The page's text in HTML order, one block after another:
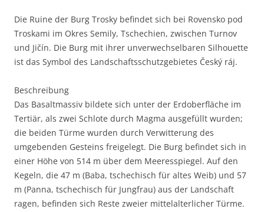
Die Ruine der Burg Trosky befindet sich bei Rovensko pod
Troskami im Okres Semily, Tschechien, zwischen Turnov
und Jičín. Die Burg mit ihrer unverwechselbaren Silhouette
ist das Symbol des Landschaftsschutzgebietes Český ráj.
Beschreibung
Das Basaltmassiv bildete sich unter der Erdoberfläche im
Tertiär, als zwei Schlote durch Magma ausgefüllt wurden;
die beiden Türme wurden durch Verwitterung des
umgebenden Gesteins freigelegt. Die Burg befindet sich in
einer Höhe von 514 m über dem Meeresspiegel. Auf den
Kegeln, die 47 m (Baba, tschechisch für altes Weib) und 57
m (Panna, tschechisch für Jungfrau) aus der Landschaft
ragen, befinden sich Reste zweier mittelalterlicher Türme.